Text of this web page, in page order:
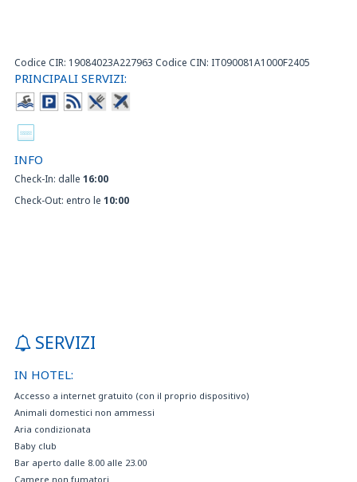
Codice CIR: 19084023A227963 Codice CIN: IT090081A1000F2405
PRINCIPALI SERVIZI:
INFO
Check-In: dalle 16:00
Check-Out: entro le 10:00
SERVIZI
IN HOTEL:
Accesso a internet gratuito (con il proprio dispositivo)
Animali domestici non ammessi
Aria condizionata
Baby club
Bar aperto dalle 8.00 alle 23.00
Camere non fumatori